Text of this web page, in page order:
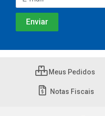
Meus Pedidos
Notas Fiscais